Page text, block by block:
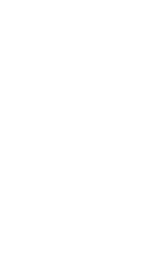
Generoso